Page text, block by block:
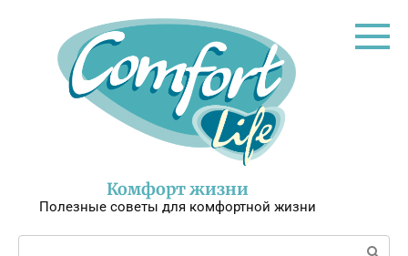
Комфорт жизни
Полезные советы для комфортной жизни
Поиск: